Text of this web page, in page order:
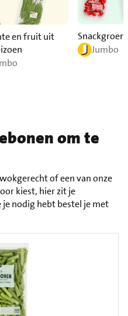
en fruit uit
Jumbo
om te
of een van onze
kiest, hier zit je
nodig hebt bestel je met